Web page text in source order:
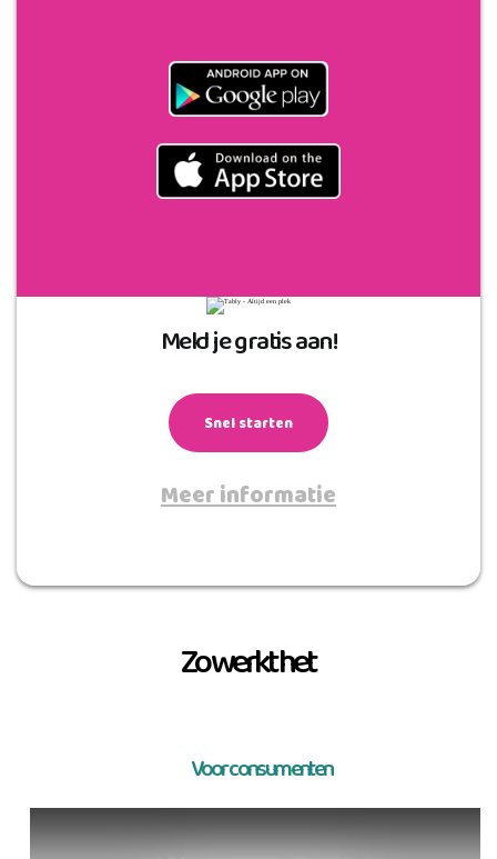
Meld je gratis aan!
Snel starten
Meer informatie
Zo werkt het
Voor consumenten